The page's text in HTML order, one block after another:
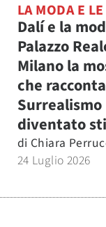
LA MODA E
Dalí e la
Palazzo
Milano la
che
Surrealismo
diventato
di Chiara
24 Luglio 2026